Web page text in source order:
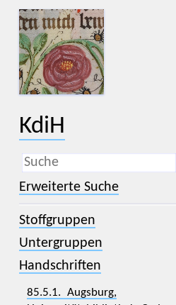
KdiH
_
(der Unterstrich) ist Platzhalter für
genau ein Zeichen.
% (das Prozentzeichen) ist Platzhalter
für kein, ein oder mehr als ein
Erweiterte Suche
Stoffgruppen
Untergruppen
Handschriften
85.5.1. Augsburg,